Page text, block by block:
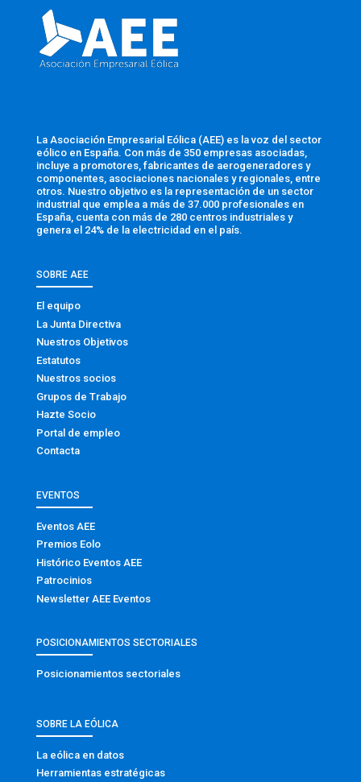
La Asociación Empresarial Eólica (AEE) es la voz del sector
eólico en España. Con más de 350 empresas asociadas,
incluye a promotores, fabricantes de aerogeneradores y
componentes, asociaciones nacionales y regionales, entre
otros. Nuestro objetivo es la representación de un sector
industrial que emplea a más de 37.000 profesionales en
España, cuenta con más de 280 centros industriales y
genera el 24% de la electricidad en el país.
SOBRE AEE
El equipo
La Junta Directiva
Nuestros Objetivos
Estatutos
Nuestros socios
Grupos de Trabajo
Hazte Socio
Portal de empleo
Contacta
EVENTOS
Eventos AEE
Premios Eolo
Histórico Eventos AEE
Patrocinios
Newsletter AEE Eventos
POSICIONAMIENTOS SECTORIALES
Posicionamientos sectoriales
SOBRE LA EÓLICA
La eólica en datos
Herramientas estratégicas